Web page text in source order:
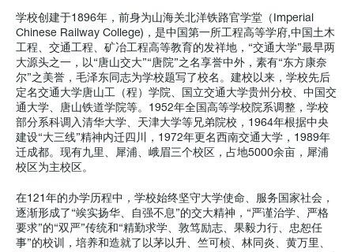
学校创建于1896年，前身为山海关北洋铁路官学堂（Imperial
Chinese Railway College)，是中国第一所工程高等学府,中国土木
工程、交通工程、矿冶工程高等教育的发祥地，“交通大学”最早两
大源头之一，以“唐山交大”“唐院”之名享誉中外，素有“东方康奈
尔”之美誉，毛泽东同志为学校题写了校名。建校以来，学校先后
定名交通大学唐山工（程）学院、国立交通大学贵州分校、中国交
通大学、唐山铁道学院等。1952年全国高等学校院系调整，学校
部分系科调入清华大学、天津大学等兄弟院校，1964年根据中央
建设“大三线”精神内迁四川，1972年更名西南交通大学，1989年
迁成都。现有九里、犀浦、峨眉三个校区，占地5000余亩，犀浦
校区为主校区。
在121年的办学历程中，学校始终坚守大学使命、服务国家社会，
逐渐形成了“竢实扬华、自强不息”的交大精神，“严谨治学、严格
要求”的“双严”传统和“精勤求学、敦笃励志、果毅力行、忠恕任
事”的校训，培养和造就了以茅以升、竺可桢、林同炎、黄万里、